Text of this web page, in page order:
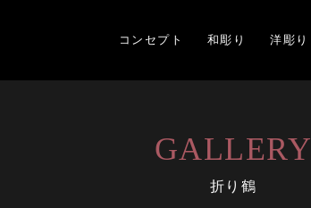
コンセプト 和彫り 洋彫り
GALLERY
折り鶴